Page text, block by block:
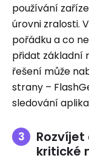
používání
úrovni zralosti.
pořádku a co
přidat základní
řešení může
strany –
sledování
kritické